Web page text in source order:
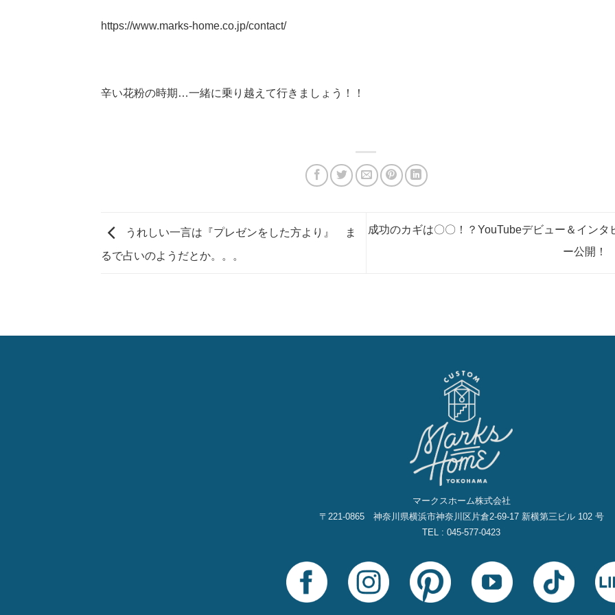
https://www.marks-home.co.jp/contact/
辛い花粉の時期…一緒に乗り越えて行きましょう！！
うれしい一言は『プレゼンをした方より』 ま
るで占いのようだとか。。。
成功のカギは〇〇！？YouTubeデビュー＆インタ
ー公開！
マークスホーム株式会社
〒221-0865 神奈川県横浜市神奈川区片倉2‐69‐17 新横第三ビル 102 号
TEL : 045-577-0423